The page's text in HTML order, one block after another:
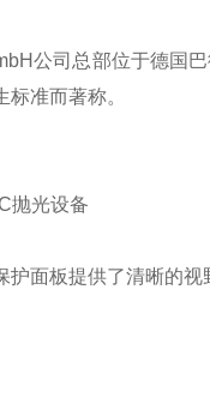
公司总部位于德国
准而著称。
抛光设备
护面板提供了清晰的